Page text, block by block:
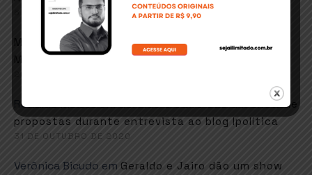
6 DE JANEIRO DE 2021
Marcos goesemFaustão sugere música de
Martinho da Vila em resposta ao MEC
Ronaldo Moisesem Geraldo e Jairo dão um show de
propostas durante entrevista ao blog Ipolítica
31 DE OUTUBRO DE 2020
Verônica Bicudo em Geraldo e Jairo dão um show